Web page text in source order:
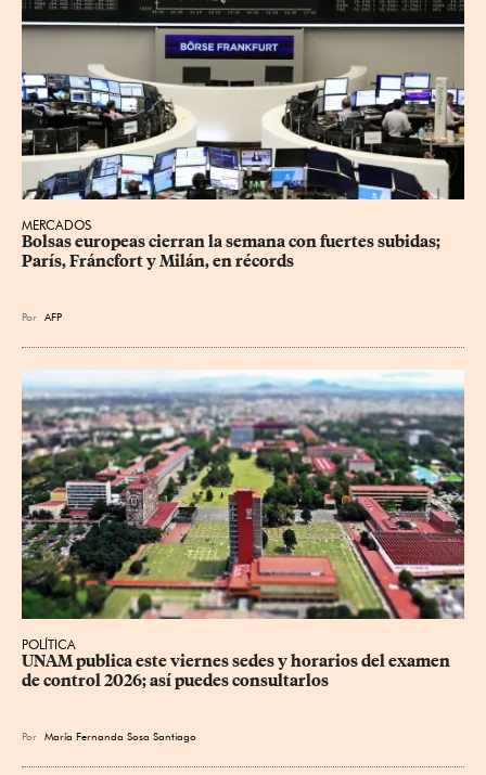
MERCADOS
Bolsas europeas cierran la semana con fuertes subidas;
París, Fráncfort y Milán, en récords
Por AFP
POLÍTICA
UNAM publica este viernes sedes y horarios del examen
de control 2026; así puedes consultarlos
Por María Fernanda Sosa Santiago